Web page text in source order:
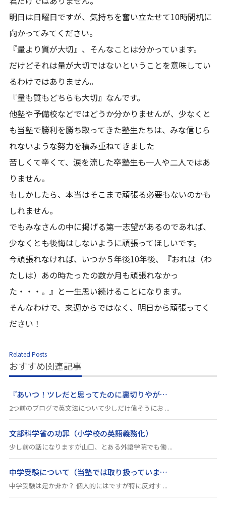
明日は日曜日ですが、気持ちを奮い立たせて10時間机に
向かってみてください。
『量より質が大切』、そんなことは分かっています。
だけどそれは量が大切ではないということを意味してい
るわけではありません。
『量も質もどちらも大切』なんです。
他塾や予備校などではどうか分かりませんが、少なくと
も当塾で勝利を勝ち取ってきた塾生たちは、みな信じら
れないような努力を積み重ねてきました
苦しくて辛くて、涙を流した卒塾生も一人や二人ではあ
りません。
もしかしたら、本当はそこまで頑張る必要もないのかも
しれません。
でもみなさんの中に掲げる第一志望があるのであれば、
少なくとも後悔はしないように頑張ってほしいです。
今頑張れなければ、いつか５年後10年後、『おれは（わ
たしは）あの時たったの数か月も頑張れなかっ
た・・・。』と一生思い続けることになります。
そんなわけで、来週からではなく、明日から頑張ってく
ださい！
Related Posts
おすすめ関連記事
『あいつ！ツレだと思ってたのに裏切りやが…
2つ前のブログで英文法について少しだけ偉そうにお ...
文部科学省の功罪（小学校の英語義務化）
少し前の話になりますが山口、とある外語学院でも働 ...
中学受験について（当塾では取り扱っていま…
中学受験は是か非か？ 個人的にはですが特に反対す ...